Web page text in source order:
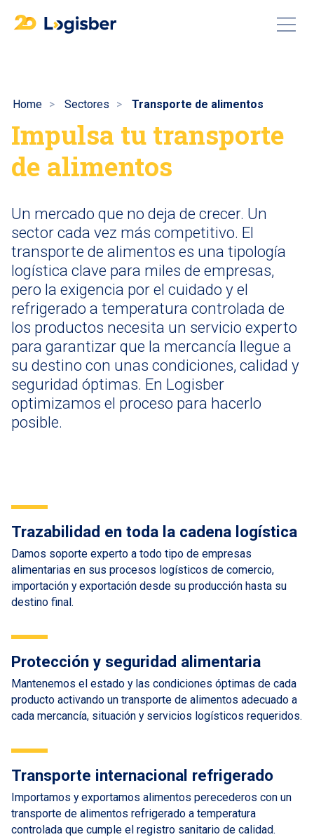
Home Sectores Transporte de alimentos
Impulsa tu transporte
de alimentos
Un mercado que no deja de crecer. Un
sector cada vez más competitivo. El
transporte de alimentos es una tipología
logística clave para miles de empresas,
pero la exigencia por el cuidado y el
refrigerado a temperatura controlada de
los productos necesita un servicio experto
para garantizar que la mercancía llegue a
su destino con unas condiciones, calidad y
seguridad óptimas. En Logisber
optimizamos el proceso para hacerlo
posible.
Trazabilidad en toda la cadena logística
Damos soporte experto a todo tipo de empresas
alimentarias en sus procesos logísticos de comercio,
importación y exportación desde su producción hasta su
destino final.
Protección y seguridad alimentaria
Mantenemos el estado y las condiciones óptimas de cada
producto activando un transporte de alimentos adecuado a
cada mercancía, situación y servicios logísticos requeridos.
Transporte internacional refrigerado
Importamos y exportamos alimentos perecederos con un
transporte de alimentos refrigerado a temperatura
controlada que cumple el registro sanitario de calidad.